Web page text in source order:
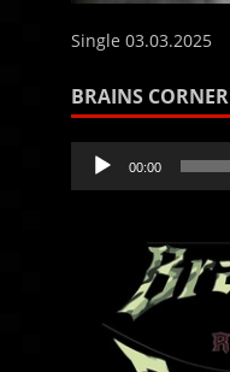
Single 03.03.2025
BRAINS CORNER
Audio-
Player
00:00